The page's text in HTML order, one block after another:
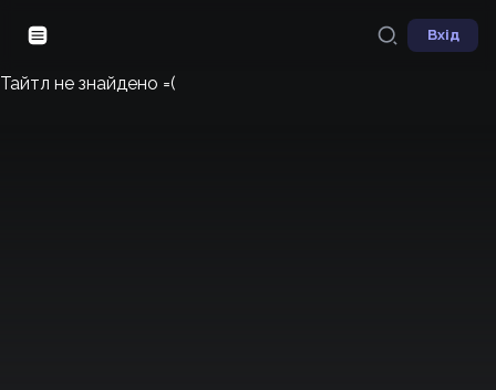
Вхід
Тайтл не знайдено =(